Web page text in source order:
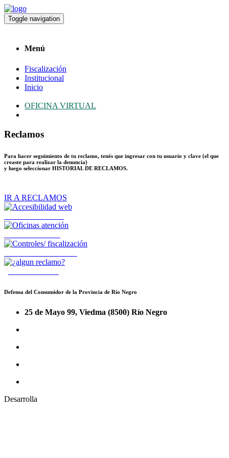
Toggle navigation
Menú
Fiscalización
Institucional
Inicio
OFICINA VIRTUAL
Reclamos
Para hacer seguimiento de tu reclamo, tenés que ingresar con tu usuario y clave (el que
creaste para realizar la denuncia)
y luego seleccionar HISTORIAL DE RECLAMOS.
IR A RECLAMOS
Defensa del Consumidor de la Provincia de Río Negro
25 de Mayo 99, Viedma (8500) Río Negro
Desarrolla